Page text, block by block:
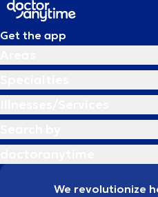
Get the app
We revolutionize